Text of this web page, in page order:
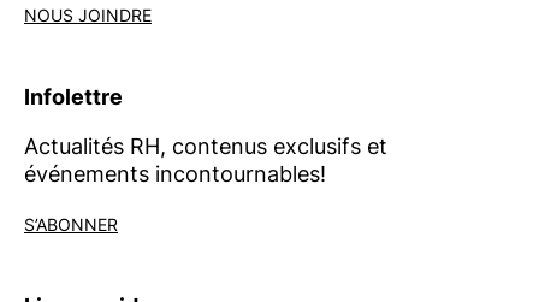
NOUS JOINDRE
Infolettre
Actualités RH, contenus exclusifs et
événements incontournables!
S’ABONNER